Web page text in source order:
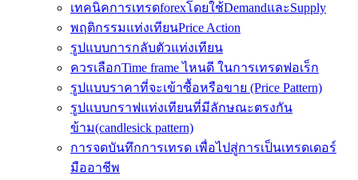
เทคนิคการเทรดforexโดยใช้DemandและSupply
พฤติกรรมแท่งเทียนPrice Action
รูปแบบการกลับตัวแท่งเทียน
ควรเลือกTime frame ไหนดี ในการเทรดฟอเร็ก
รูปแบบราคาที่จะเข้าซื้อหรือขาย (Price Pattern)
รูปแบบกราฟแท่งเทียนที่มีลักษณะตรงกัน
ข้าม(candlesick pattern)
การจดบันทึกการเทรด เพื่อไปสู่การเป็นเทรดเดอร์
มืออาชีพ